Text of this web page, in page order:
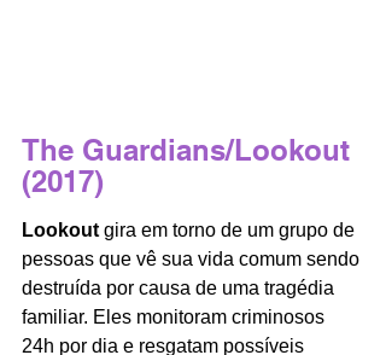
The Guardians/Lookout
(2017)
Lookout gira em torno de um grupo de
pessoas que vê sua vida comum sendo
destruída por causa de uma tragédia
familiar. Eles monitoram criminosos
24h por dia e resgatam possíveis